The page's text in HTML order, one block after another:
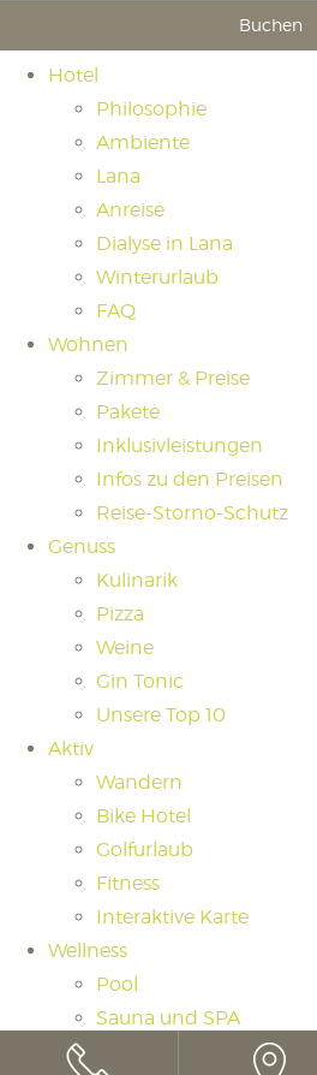
Buchen
Hotel
Philosophie
Ambiente
Lana
Anreise
Dialyse in Lana
Winterurlaub
FAQ
Wohnen
Zimmer & Preise
Pakete
Inklusivleistungen
Infos zu den Preisen
Reise-Storno-Schutz
Genuss
Kulinarik
Pizza
Weine
Gin Tonic
Unsere Top 10
Aktiv
Wandern
Bike Hotel
Golfurlaub
Fitness
Interaktive Karte
Wellness
Pool
Sauna und SPA